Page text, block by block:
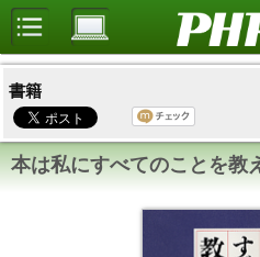
書籍
本は私にすべてのことを教